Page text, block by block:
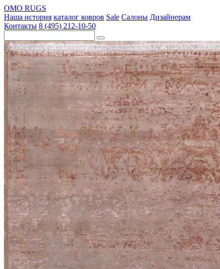
OMO RUGS
Наша история каталог ковров Sale Салоны Дизайнерам
Контакты 8 (495) 212-10-50